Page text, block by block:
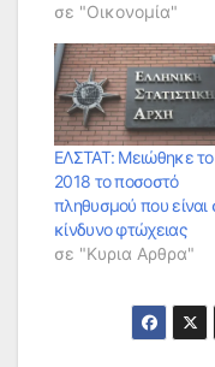
σε "Οικονομία"
ΕΛΣΤΑΤ: Μειώθηκε το
2018 το ποσοστό
πληθυσμού που είναι
κίνδυνο φτώχειας
σε "Κυρια Αρθρα"